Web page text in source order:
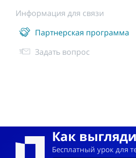
Информация для связи
Партнерская программа
Задать вопрос
Как
Бесплатный урок для